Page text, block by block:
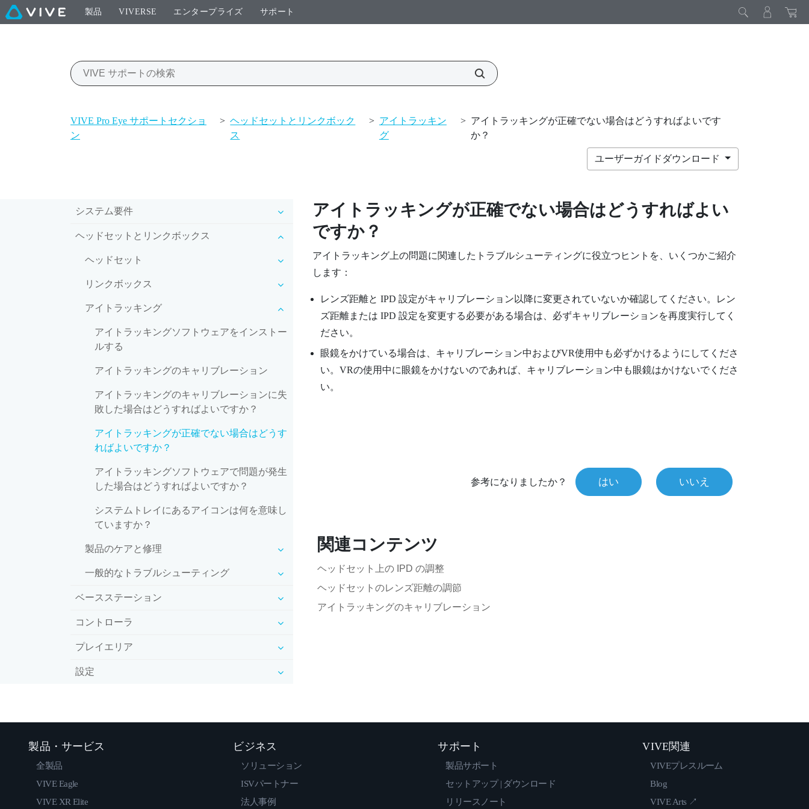
製品 VIVERSE エンタープライズ サポート
VIVE Pro Eye サポートセクショ
ン
> ヘッドセットとリンクボック
ス
> アイトラッキン
グ
> アイトラッキングが正確でない場合はどうすればよいです
か？
ユーザーガイドダウンロード
システム要件
ヘッドセットとリンクボックス
ヘッドセット
リンクボックス
アイトラッキング
アイトラッキングソフトウェアをインストー
ルする
アイトラッキングのキャリブレーション
アイトラッキングのキャリブレーションに失
敗した場合はどうすればよいですか？
アイトラッキングが正確でない場合はどうす
ればよいですか？
アイトラッキングソフトウェアで問題が発生
した場合はどうすればよいですか？
システムトレイにあるアイコンは何を意味し
ていますか？
製品のケアと修理
一般的なトラブルシューティング
ベースステーション
コントローラ
プレイエリア
設定
アイトラッキングが正確でない場合はどうすればよい
ですか？
アイトラッキング上の問題に関連したトラブルシューティングに役立つヒントを、いくつかご紹介
します：
レンズ距離と IPD 設定がキャリブレーション以降に変更されていないか確認してください。レン
ズ距離または IPD 設定を変更する必要がある場合は、必ずキャリブレーションを再度実行してく
ださい。
眼鏡をかけている場合は、キャリブレーション中およびVR使用中も必ずかけるようにしてくださ
い。VRの使用中に眼鏡をかけないのであれば、キャリブレーション中も眼鏡はかけないでくださ
い。
参考になりましたか？ はい いいえ
関連コンテンツ
ヘッドセット上の IPD の調整
ヘッドセットのレンズ距離の調節
アイトラッキングのキャリブレーション
製品・サービス
全製品
VIVE Eagle
VIVE XR Elite
ビジネス
ソリューション
ISVパートナー
法人事例
サポート
製品サポート
セットアップ | ダウンロード
リリースノート
VIVE関連
VIVEプレスルーム
Blog
VIVE Arts ↗